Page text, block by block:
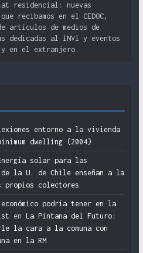
residencial: nuevas
recibamos en el CEDOC,
artículos de medios de
dedicadas al INVI y eventos
en el extranjero.
entorno a la vivienda
dwelling (2004)
solar para las
la U. de Chile enseñan a la
propios colectores
podría tener en la
en La Pintana del Futuro:
la cara a la comuna con
en la RM